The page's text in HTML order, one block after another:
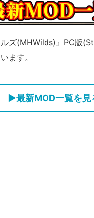
ルズ(MHWilds)』PC版
ます。
▶最新MOD一覧を見